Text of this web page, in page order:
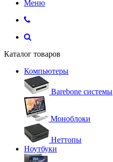
Меню
Каталог товаров
Компьютеры
Barebone системы
Моноблоки
Неттопы
Ноутбуки